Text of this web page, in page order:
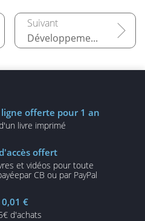
Développement web avec Go
offerte pour 1 an
livre imprimé
offert
et vidéos pour toute
par CB ou par PayPal
€
d'achats